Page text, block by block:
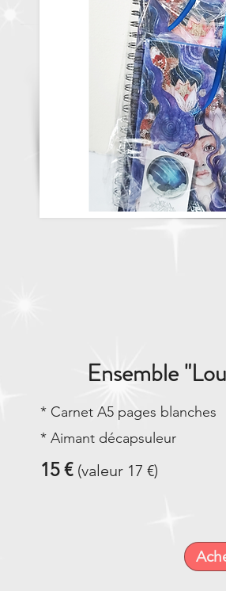
Ensemble
* Carnet A5 pages blanches
* Aimant décapsuleur
15 € (valeur 17 €)